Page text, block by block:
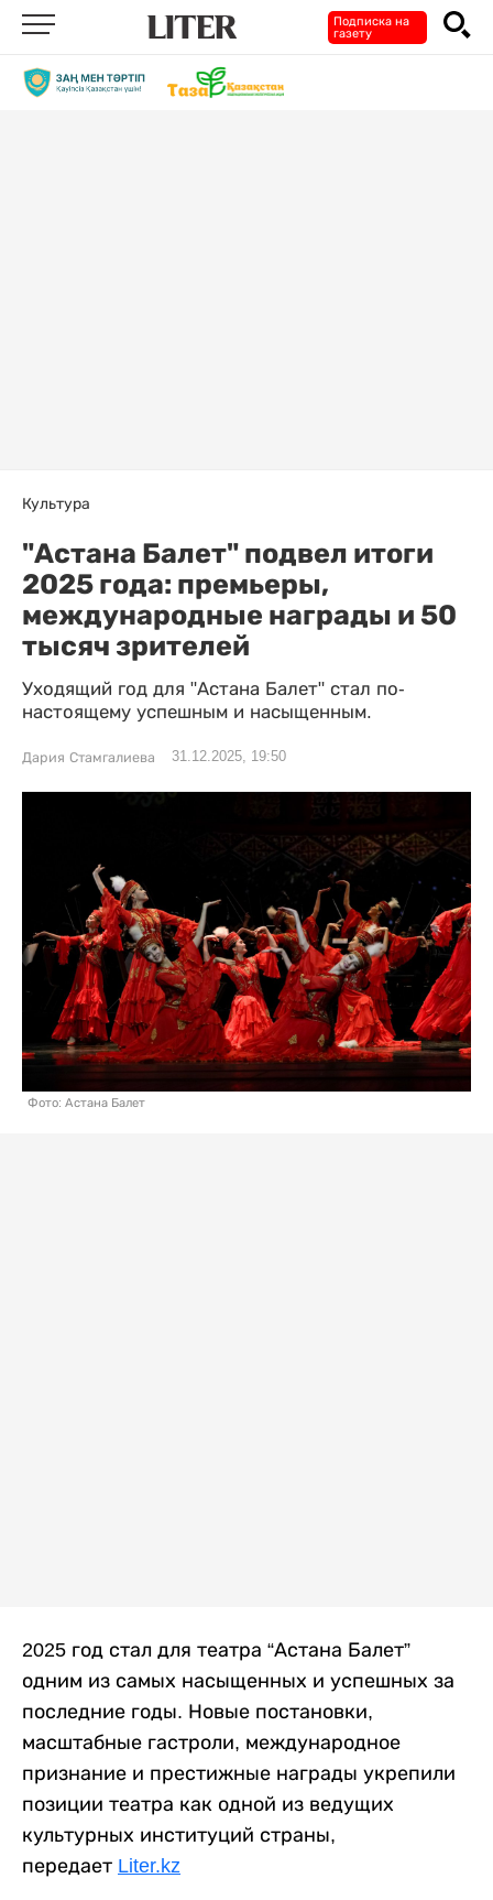
Подписка на
газету
Культура
"Астана Балет" подвел итоги
2025 года: премьеры,
международные награды и 50
тысяч зрителей
Уходящий год для "Астана Балет" стал по-
настоящему успешным и насыщенным.
Дария Стамгалиева 31.12.2025, 19:50
Фото: Астана Балет
2025 год стал для театра “Астана Балет”
одним из самых насыщенных и успешных за
последние годы. Новые постановки,
масштабные гастроли, международное
признание и престижные награды укрепили
позиции театра как одной из ведущих
культурных институций страны,
передает Liter.kz